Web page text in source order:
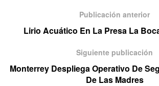
Publicación anterior
Lirio Acuático En La Presa La
Siguiente publicación
Monterrey Despliega Operativo De
De Las Madres